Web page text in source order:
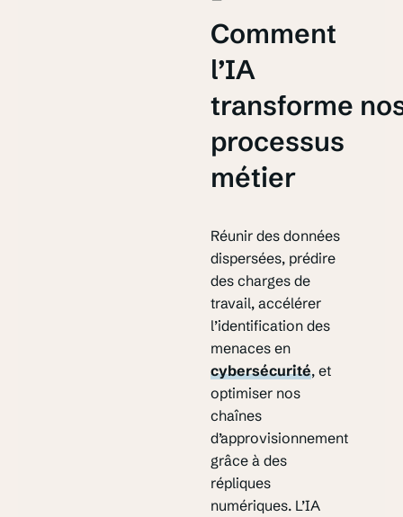
Comment
l’IA
transforme
processus
métier
Réunir des données
dispersées, prédire
des charges de
travail, accélérer
l’identification des
menaces en
cybersécurité, et
optimiser nos
chaînes
d’approvisionnement
grâce à des
répliques
numériques. L’IA